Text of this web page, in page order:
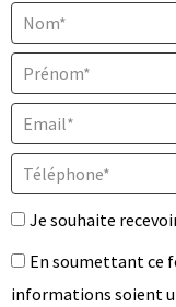
Nom* :
Prénom* :
Email* :
Téléphone* :
Je souhaite
En soumettant ce
informations soient